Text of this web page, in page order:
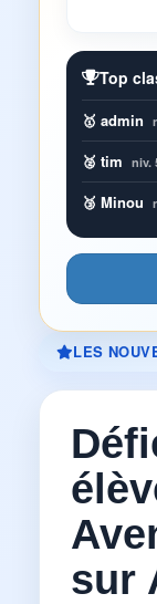
Top
🥇 admin
🥈 tim niv.
🥉 Minou
LES
sur